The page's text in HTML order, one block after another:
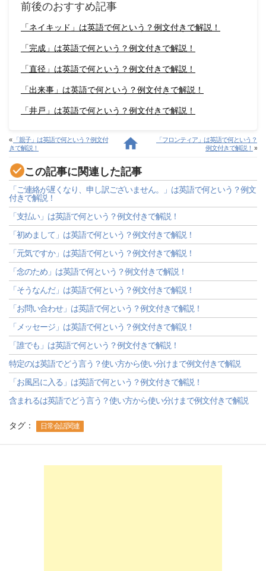
前後のおすすめ記事
「ネイキッド」は英語で何という？例文付きで解説！
「完成」は英語で何という？例文付きで解説！
「直径」は英語で何という？例文付きで解説！
「出来事」は英語で何という？例文付きで解説！
「井戸」は英語で何という？例文付きで解説！
« 「親子」は英語で何という？例文付
きで解説！
「フロンティア」は英語で何という？
例文付きで解説！ »
この記事に関連した記事
「ご連絡が遅くなり、申し訳ございません。」は英語で何という？例文
付きで解説！
「支払い」は英語で何という？例文付きで解説！
「初めまして」は英語で何という？例文付きで解説！
「元気ですか」は英語で何という？例文付きで解説！
「念のため」は英語で何という？例文付きで解説！
「そうなんだ」は英語で何という？例文付きで解説！
「お問い合わせ」は英語で何という？例文付きで解説！
「メッセージ」は英語で何という？例文付きで解説！
「誰でも」は英語で何という？例文付きで解説！
特定のは英語でどう言う？使い方から使い分けまで例文付きで解説
「お風呂に入る」は英語で何という？例文付きで解説！
含まれるは英語でどう言う？使い方から使い分けまで例文付きで解説
タグ： 日常会話関連